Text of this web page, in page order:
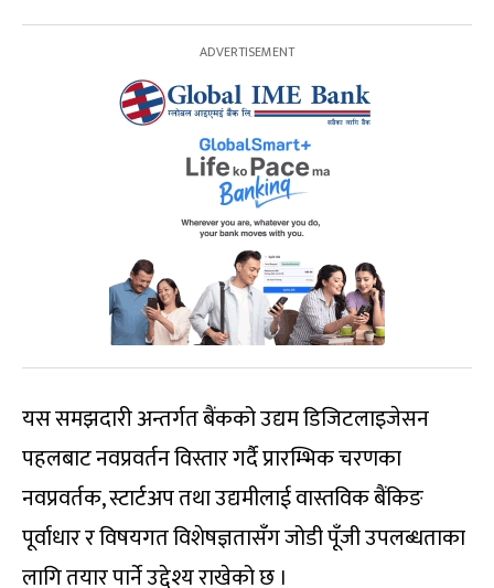
यस समझदारी अन्तर्गत बैंकको उद्यम डिजिटलाइजेसन
पहलबाट नवप्रवर्तन विस्तार गर्दै प्रारम्भिक चरणका
नवप्रवर्तक, स्टार्टअप तथा उद्यमीलाई वास्तविक बैंकिङ
पूर्वाधार र विषयगत विशेषज्ञतासँग जोडी पूँजी उपलब्धताका
लागि तयार पार्ने उद्देश्य राखेको छ ।